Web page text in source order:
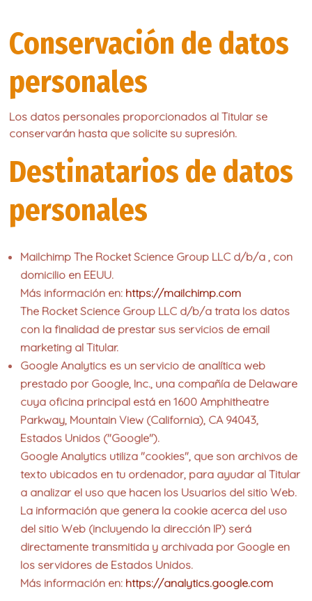
Conservación de datos
personales
Los datos personales proporcionados al Titular se
conservarán hasta que solicite su supresión.
Destinatarios de datos
personales
Mailchimp The Rocket Science Group LLC d/b/a , con
domicilio en EEUU.
Más información en: https://mailchimp.com
The Rocket Science Group LLC d/b/a trata los datos
con la finalidad de prestar sus servicios de email
marketing al Titular.
Google Analytics es un servicio de analítica web
prestado por Google, Inc., una compañía de Delaware
cuya oficina principal está en 1600 Amphitheatre
Parkway, Mountain View (California), CA 94043,
Estados Unidos ("Google").
Google Analytics utiliza "cookies", que son archivos de
texto ubicados en tu ordenador, para ayudar al Titular
a analizar el uso que hacen los Usuarios del sitio Web.
La información que genera la cookie acerca del uso
del sitio Web (incluyendo la dirección IP) será
directamente transmitida y archivada por Google en
los servidores de Estados Unidos.
Más información en: https://analytics.google.com